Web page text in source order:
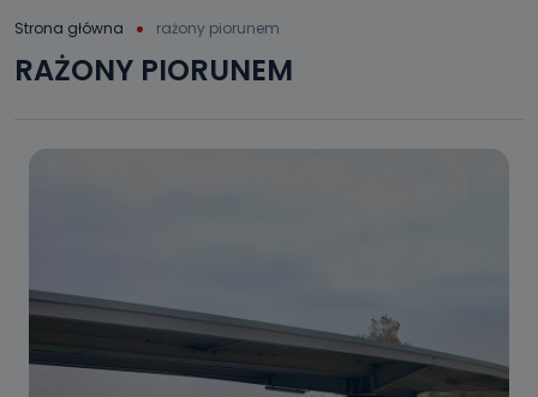
Strona główna rażony piorunem
RAŻONY PIORUNEM